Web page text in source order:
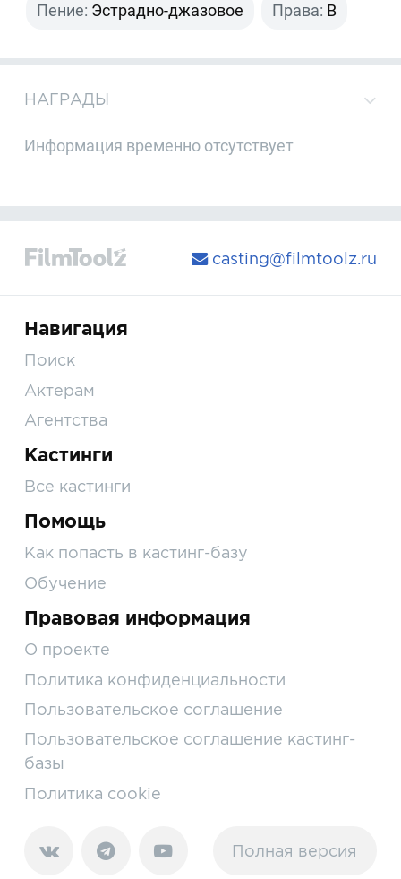
Пение: Эстрадно-джазовое Права: B
НАГРАДЫ
Информация временно отсутствует
casting@filmtoolz.ru
Навигация
Поиск
Актерам
Агентства
Кастинги
Все кастинги
Помощь
Как попасть в кастинг-базу
Обучение
Правовая информация
О проекте
Политика конфиденциальности
Пользовательское соглашение
Пользовательское соглашение кастинг-
базы
Политика cookie
Полная версия